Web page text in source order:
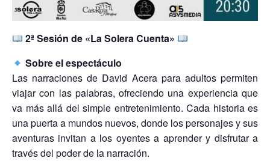
2ª Sesión de «La Solera Cuenta»
Sobre el espectáculo
Las narraciones de David Acera para adultos permiten
viajar con las palabras, ofreciendo una experiencia que
va más allá del simple entretenimiento. Cada historia es
una puerta a mundos nuevos, donde los personajes y sus
aventuras invitan a los oyentes a aprender y disfrutar a
través del poder de la narración.